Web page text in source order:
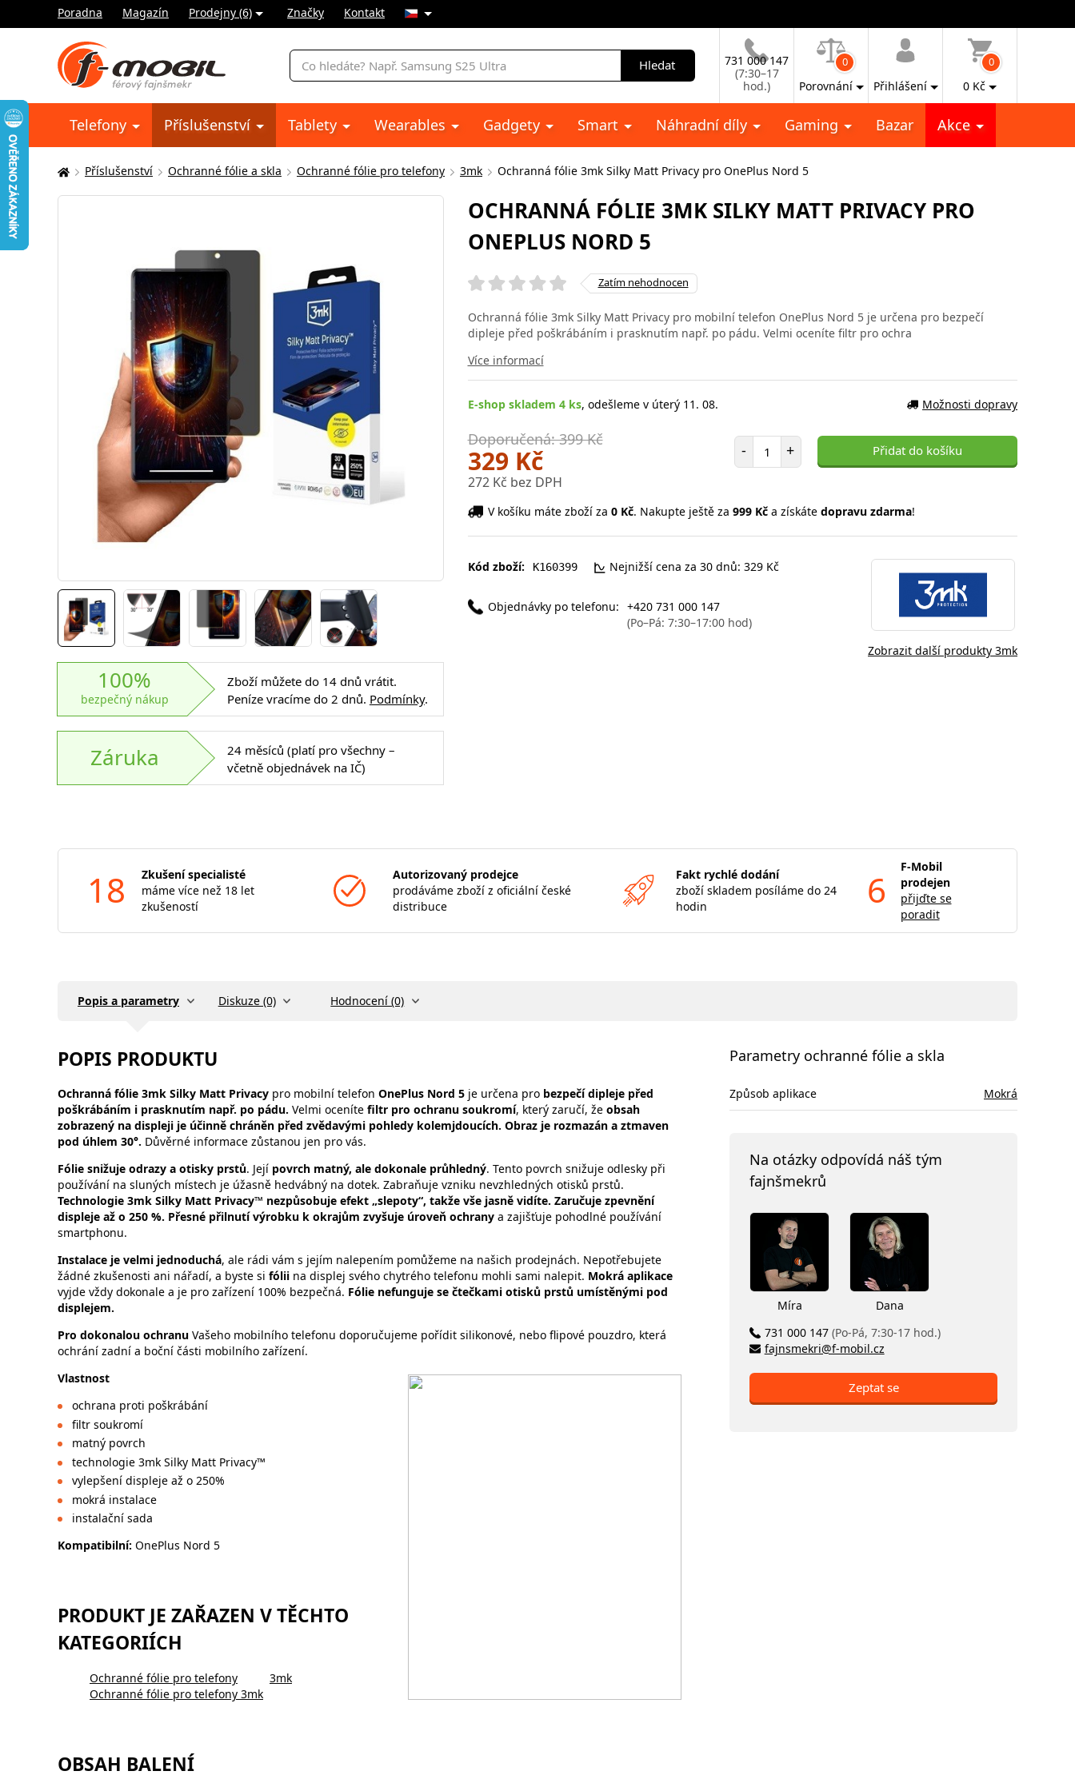
Poradna Magazín Prodejny (6) Značky Kontakt
Vyhledávání
Hledat
731 000 147
(7:30–17
hod.)
0
Porovnání Přihlášení
0
0 Kč
Telefony Příslušenství Tablety Wearables Gadgety Smart Náhradní díly Gaming Bazar Akce
Zde
se
Příslušenství Ochranné fólie a skla Ochranné fólie pro telefony 3mk Ochranná fólie 3mk Silky Matt Privacy pro OnePlus Nord 5
100%
bezpečný nákup
Zboží můžete do 14 dnů vrátit.
Peníze vracíme do 2 dnů. Podmínky.
Záruka
24 měsíců (platí pro všechny –
včetně objednávek na IČ)
OCHRANNÁ FÓLIE 3MK SILKY MATT PRIVACY PRO
ONEPLUS NORD 5
Zatím nehodnocen
Ochranná fólie 3mk Silky Matt Privacy pro mobilní telefon OnePlus Nord 5 je určena pro bezpečí
dipleje před poškrábáním i prasknutím např. po pádu. Velmi oceníte filtr pro ochra
Více informací
E-shop skladem 4 ks, odešleme v úterý 11. 08. Možnosti dopravy
Doporučená: 399 Kč
329 Kč
272 Kč bez DPH
- Počet položek
+ Přidat do košíku
V košíku máte zboží za 0 Kč. Nakupte ještě za 999 Kča získáte dopravu zdarma!
Kód zboží: K160399 Nejnižší cena za 30 dnů: 329 Kč
Objednávky po telefonu: +420 731 000 147
(Po–Pá: 7:30–17:00 hod)
Zobrazit další produkty 3mk
18
Zkušení specialisté
máme více než 18 let
zkušeností
Autorizovaný prodejce
prodáváme zboží z oficiální české
distribuce
Fakt rychlé dodání
zboží skladem posíláme do 24
hodin
6
F-Mobil
prodejen
přijďte se
poradit
Popis a parametry Diskuze (0) Hodnocení (0)
POPIS PRODUKTU
Ochranná fólie 3mk Silky Matt Privacy pro mobilní telefon OnePlus Nord 5 je určena pro bezpečí dipleje před
poškrábáním i prasknutím např. po pádu. Velmi oceníte filtr pro ochranu soukromí, který zaručí, že obsah
zobrazený na displeji je účinně chráněn před zvědavými pohledy kolemjdoucích. Obraz je rozmazán a ztmaven
pod úhlem 30°. Důvěrné informace zůstanou jen pro vás.
Fólie snižuje odrazy a otisky prstů. Její povrch matný, ale dokonale průhledný. Tento povrch snižuje odlesky při
používání na sluných místech je úžasně hedvábný na dotek. Zabraňuje vzniku nevzhledných otisků prstů.
Technologie 3mk Silky Matt Privacy™ nezpůsobuje efekt „slepoty“, takže vše jasně vidíte. Zaručuje zpevnění
displeje až o 250 %. Přesné přilnutí výrobku k okrajům zvyšuje úroveň ochrany a zajišťuje pohodlné používání
smartphonu.
Instalace je velmi jednoduchá, ale rádi vám s jejím nalepením pomůžeme na našich prodejnách. Nepotřebujete
žádné zkušenosti ani nářadí, a byste si fólii na displej svého chytrého telefonu mohli sami nalepit. Mokrá aplikace
vyjde vždy dokonale a je pro zařízení 100% bezpečná. Fólie nefunguje se čtečkami otisků prstů umístěnými pod
displejem.
Pro dokonalou ochranu Vašeho mobilního telefonu doporučujeme pořídit silikonové, nebo flipové pouzdro, která
ochrání zadní a boční části mobilního zařízení.
Vlastnost
ochrana proti poškrábání
filtr soukromí
matný povrch
technologie 3mk Silky Matt Privacy™
vylepšení displeje až o 250%
mokrá instalace
instalační sada
Kompatibilní: OnePlus Nord 5
PRODUKT JE ZAŘAZEN V TĚCHTO
KATEGORIÍCH
Ochranné fólie pro telefony
3mk
Ochranné fólie pro telefony 3mk
OBSAH BALENÍ
Parametry ochranné fólie a skla
Způsob aplikace Mokrá
Na otázky odpovídá náš tým
fajnšmekrů
Míra
Dana
731 000 147 (Po-Pá, 7:30-17 hod.)
fajnsmekri@f-mobil.cz
Zeptat se